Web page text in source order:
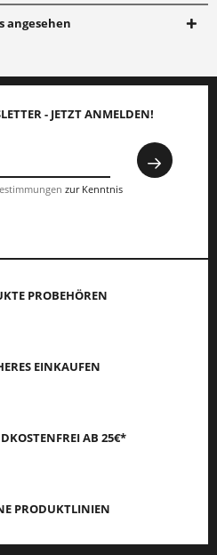
angesehen
- JETZT ANMELDEN!
zur Kenntnis
PROBEHÖREN
EINKAUFEN
AB 25€*
PRODUKTLINIEN